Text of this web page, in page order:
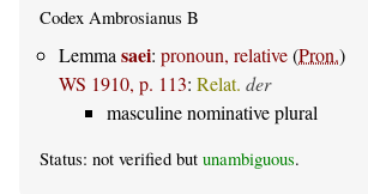
Codex Ambrosianus B
Lemma saei: pronoun, relative(Pron.)
WS 1910, p. 113: Relat. der
masculine nominative plural
Status: not verified but unambiguous.